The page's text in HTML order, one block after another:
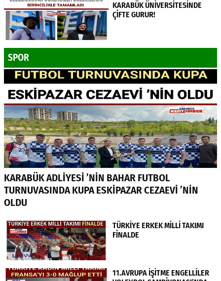
KARABÜK ÜNİVERSİTESİNDE
ÇİFTE GURUR!
SPOR
KARABÜK ADLİYESİ ’NİN BAHAR FUTBOL
TURNUVASINDA KUPA ESKİPAZAR CEZAEVİ ’NİN
OLDU
TÜRKİYE ERKEK MİLLİ TAKIMI
FİNALDE
11.AVRUPA İŞİTME ENGELLİLER